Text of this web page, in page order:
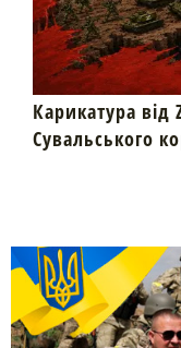
Карикатура
Сувальського